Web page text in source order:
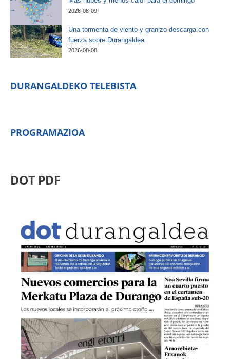
2026-08-09
Una tormenta de viento y granizo descarga con
fuerza sobre Durangaldea
2026-08-08
DURANGALDEKO TELEBISTA
PROGRAMAZIOA
DOT PDF